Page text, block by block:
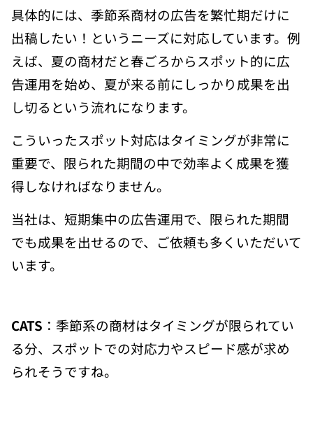
具体的には、季節系商材の広告を繁忙期だけに
出稿したい！というニーズに対応しています。例
えば、夏の商材だと春ごろからスポット的に広
告運用を始め、夏が来る前にしっかり成果を出
し切るという流れになります。
こういったスポット対応はタイミングが非常に
重要で、限られた期間の中で効率よく成果を獲
得しなければなりません。
当社は、短期集中の広告運用で、限られた期間
でも成果を出せるので、ご依頼も多くいただいて
います。
CATS ：季節系の商材はタイミングが限られてい
る分、スポットでの対応力やスピード感が求め
られそうですね。